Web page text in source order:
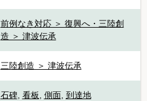
前例なき対応 ＞ 復興へ・三陸創
造 ＞ 津波伝承
三陸創造 ＞ 津波伝承
石碑, 看板, 側面, 到達地